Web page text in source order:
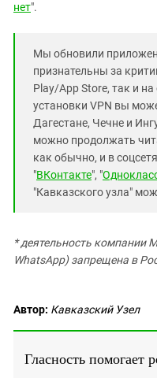
нет".
Мы обновили
признательны за
Play/App Store, так и
установки VPN вы
Дагестане, Чечне и
можно продолжать
как обычно, и в
"ВКонтакте", "
"Кавказского узла"
* деятельность компании
WhatsApp) запрещена в
Автор: Кавказский Узел
Гласность помогает